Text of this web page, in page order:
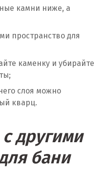
камни ниже, а
пространство для
каменку и убирайте
слоя можно
кварц.
другими
бани